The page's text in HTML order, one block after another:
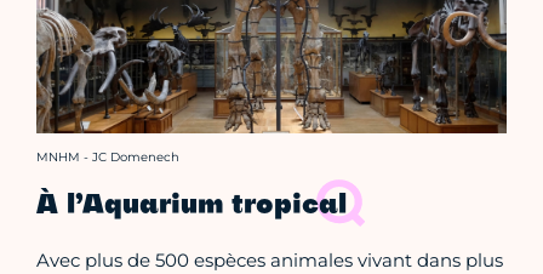
Crédit photo :
MNHM - JC Domenech
À l’Aquarium tropical
Avec plus de 500 espèces animales vivant dans plus